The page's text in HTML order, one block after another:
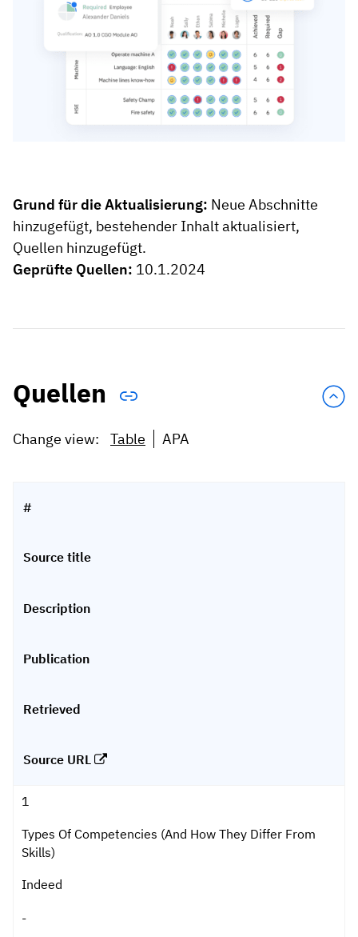
Grund für die Aktualisierung: Neue Abschnitte
hinzugefügt, bestehender Inhalt aktualisiert,
Quellen hinzugefügt.
Geprüfte Quellen: 10.1.2024
Quellen
Change view: Table APA
#
Source title
Description
Publication
Retrieved
Source URL
1
Types Of Competencies (And How They Differ From
Skills)
Indeed
-